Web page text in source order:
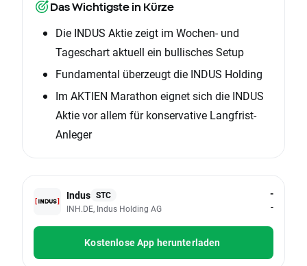
Das Wichtigste in Kürze
Die INDUS Aktie zeigt im Wochen- und
Tageschart aktuell ein bullisches Setup
Fundamental überzeugt die INDUS Holding
Im AKTIEN Marathon eignet sich die INDUS
Aktie vor allem für konservative Langfrist-
Anleger
Indus STC
INH.DE, Indus Holding AG
-
-
Kostenlose App herunterladen